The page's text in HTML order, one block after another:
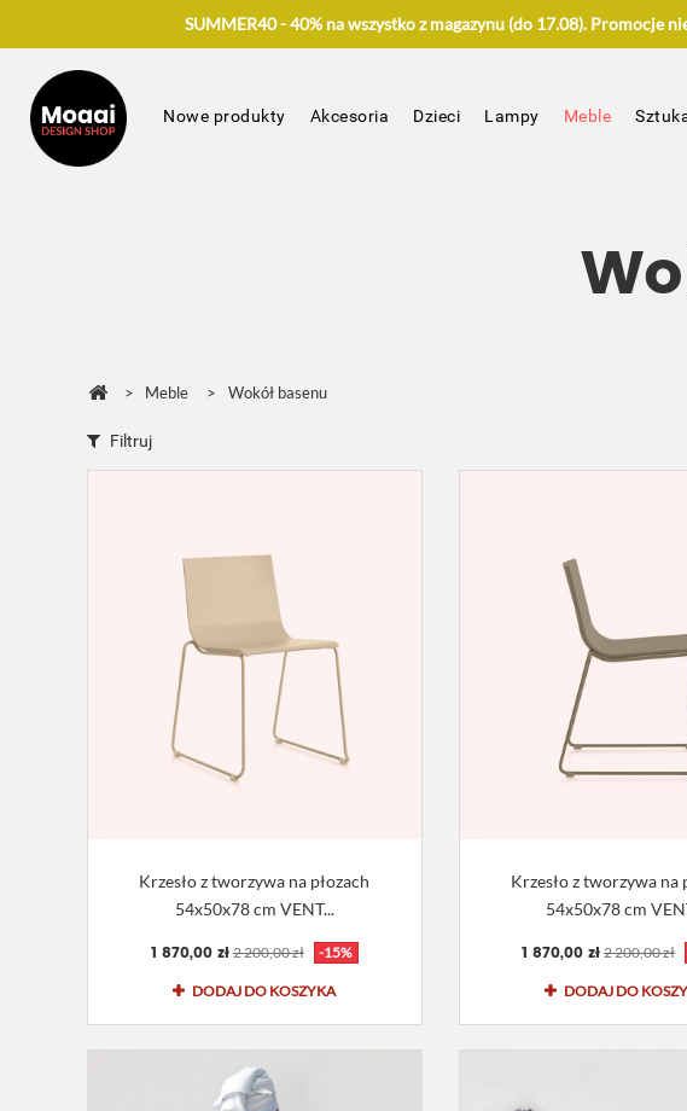
SUMMER40 - 40% na wszystko z magazynu (do 17.08). Promocje
Nowe produkty Akcesoria Dzieci Lampy Meble
> Meble > Wokół basenu
Filtruj
Krzesło z tworzywa na płozach
54x50x78 cm VENT...
1 870,00 zł 2 200,00 zł -15%
DODAJ DO KOSZYKA
Krzesło z tworzywa na
54x50x78 cm
1 870,00 zł 2 200,00 zł
DODAJ DO